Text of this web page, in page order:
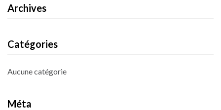
Archives
Catégories
Aucune catégorie
Méta